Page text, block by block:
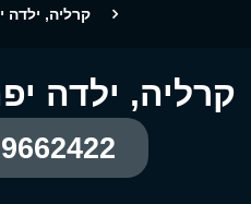
קרליה, ילדה
קרליה, ילדה